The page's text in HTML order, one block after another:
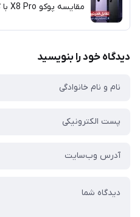
مقایسه پوکو X8 Pro با گلکسی A57 سامسونگ
دیدگاه خود را بنویسید